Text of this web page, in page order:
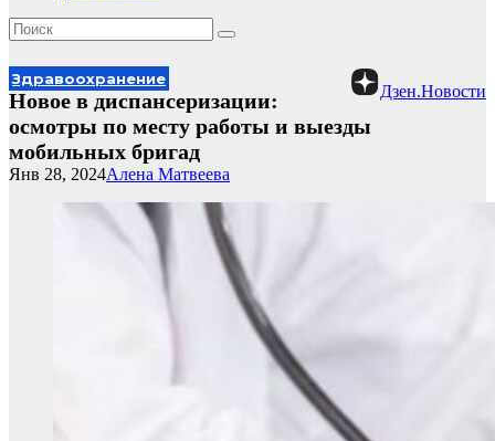
Дзен.Новости
Здравоохранение
Новое в диспансеризации:
осмотры по месту работы и выезды
мобильных бригад
Алена Матвеева
Янв 28, 2024